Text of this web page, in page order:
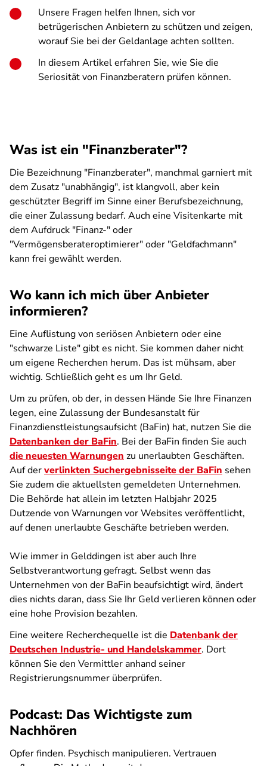
Unsere Fragen helfen Ihnen, sich vor
betrügerischen Anbietern zu schützen und zeigen,
worauf Sie bei der Geldanlage achten sollten.
In diesem Artikel erfahren Sie, wie Sie die
Seriosität von Finanzberatern prüfen können.
Was ist ein "Finanzberater"?
Die Bezeichnung "Finanzberater", manchmal garniert mit
dem Zusatz "unabhängig", ist klangvoll, aber kein
geschützter Begriff im Sinne einer Berufsbezeichnung,
die einer Zulassung bedarf. Auch eine Visitenkarte mit
dem Aufdruck "Finanz-" oder
"Vermögensberateroptimierer" oder "Geldfachmann"
kann frei gewählt werden.
Wo kann ich mich über Anbieter
informieren?
Eine Auflistung von seriösen Anbietern oder eine
"schwarze Liste" gibt es nicht. Sie kommen daher nicht
um eigene Recherchen herum. Das ist mühsam, aber
wichtig. Schließlich geht es um Ihr Geld.
Um zu prüfen, ob der, in dessen Hände Sie Ihre Finanzen
legen, eine Zulassung der Bundesanstalt für
Finanzdienstleistungsaufsicht (BaFin) hat, nutzen Sie die
Datenbanken der BaFin. Bei der BaFin finden Sie auch
die neuesten Warnungen zu unerlaubten Geschäften.
Auf derverlinkten Suchergebnisseite der BaFin sehen
Sie zudem die aktuellsten gemeldeten Unternehmen.
Die Behörde hat allein im letzten Halbjahr 2025
Dutzende von Warnungen vor Websites veröffentlicht,
auf denen unerlaubte Geschäfte betrieben werden.
Wie immer in Gelddingen ist aber auch Ihre
Selbstverantwortung gefragt. Selbst wenn das
Unternehmen von der BaFin beaufsichtigt wird, ändert
dies nichts daran, dass Sie Ihr Geld verlieren können oder
eine hohe Provision bezahlen.
Eine weitere Recherchequelle ist die Datenbank der
Deutschen Industrie- und Handelskammer. Dort
können Sie den Vermittler anhand seiner
Registrierungsnummer überprüfen.
Podcast: Das Wichtigste zum
Nachhören
Opfer finden. Psychisch manipulieren. Vertrauen